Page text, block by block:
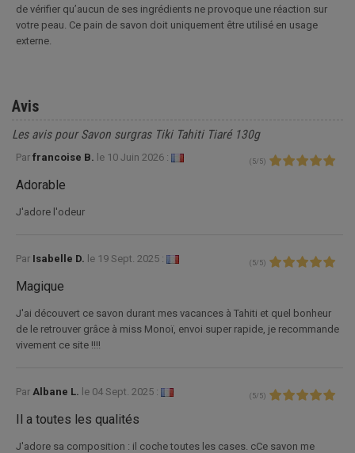
de vérifier qu’aucun de ses ingrédients ne provoque une réaction sur
votre peau. Ce pain de savon doit uniquement être utilisé en usage
externe.
Avis
Les avis pour Savon surgras Tiki Tahiti Tiaré 130g
Par francoise B. le 10 Juin 2026 : ( 5/ 5)
Adorable
J'adore l'odeur
Par Isabelle D. le 19 Sept. 2025 : ( 5/ 5)
Magique
J'ai découvert ce savon durant mes vacances à Tahiti et quel bonheur
de le retrouver grâce à miss Monoï, envoi super rapide, je recommande
vivement ce site !!!!
Par Albane L. le 04 Sept. 2025 : ( 5/ 5)
Il a toutes les qualités
J'adore sa composition : il coche toutes les cases. cCe savon me